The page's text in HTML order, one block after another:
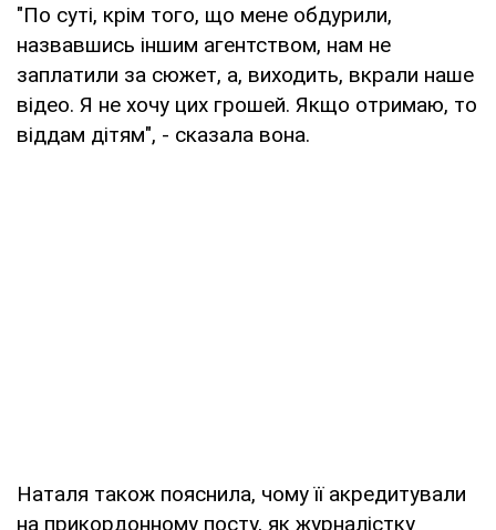
"По суті, крім того, що мене обдурили,
назвавшись іншим агентством, нам не
заплатили за сюжет, а, виходить, вкрали наше
відео. Я не хочу цих грошей. Якщо отримаю, то
віддам дітям", - сказала вона.
Наталя також пояснила, чому її акредитували
на прикордонному посту, як журналістку